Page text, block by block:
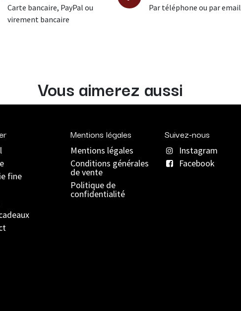
Carte bancaire, PayPal ou
virement bancaire
Par téléphone ou par email
Vous aimerez aussi
fine
Mentions légales
Mentions légales
Conditions générales
de vente
Politique de
confidentialité
Suivez-nous
Instagram
Facebook